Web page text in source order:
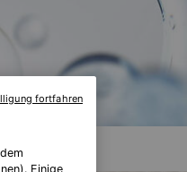
Einige
fortfahren